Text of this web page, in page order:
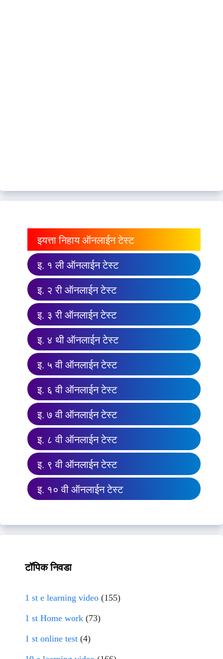
इयत्ता निहाय ऑनलाईन टेस्ट
इ. १ ली ऑनलाईन टेस्ट
इ. २ री ऑनलाईन टेस्ट
इ. ३ री ऑनलाईन टेस्ट
इ. ४ थी ऑनलाईन टेस्ट
इ. ५ वी ऑनलाईन टेस्ट
इ. ६ वी ऑनलाईन टेस्ट
इ. ७ वी ऑनलाईन टेस्ट
इ. ८ वी ऑनलाईन टेस्ट
इ. ९ वी ऑनलाईन टेस्ट
इ. १० वी ऑनलाईन टेस्ट
टॉपिक निवडा
1 st e learning video (155)
1 st Home work (73)
1 st online test (4)